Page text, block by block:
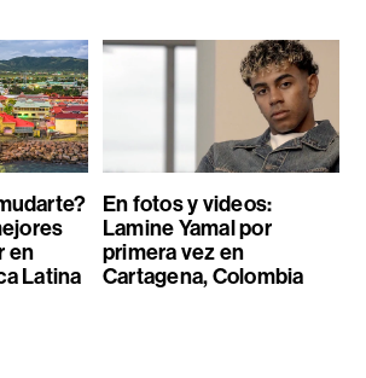
en
Latina
En fotos y videos:
Lamine Yamal por
primera vez en
Cartagena, Colombia